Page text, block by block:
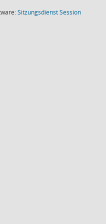
SitzungsdienstSession(Wird in